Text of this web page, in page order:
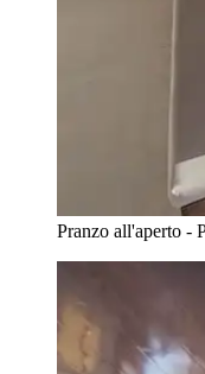
Pranzo all'aperto -